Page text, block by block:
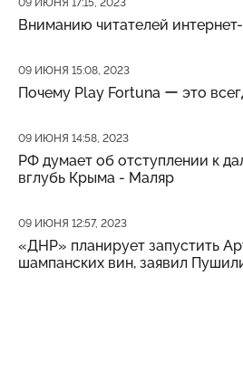
Вниманию читателей
Дата публикации
09 ИЮНЯ 15:08, 2023
Почему Play Fortuna ー это
Дата публикации
09 ИЮНЯ 14:58, 2023
РФ думает об отступлении к
вглубь Крыма - Маляр
Дата публикации
09 ИЮНЯ 12:57, 2023
«ДНР» планирует запустить
шампанских вин, заявил